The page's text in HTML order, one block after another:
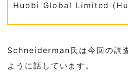
Huobi Global Limited
Schneiderman氏は今回の調
ように話しています。